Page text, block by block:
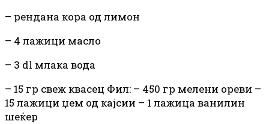
– рендана кора од лимон
– 4 лажици масло
– 3 dl млака вода
– 15 гр свеж квасец Фил: – 450 гр мелени ореви –
15 лажици џем од кајсии – 1 лажица ванилин
шеќер